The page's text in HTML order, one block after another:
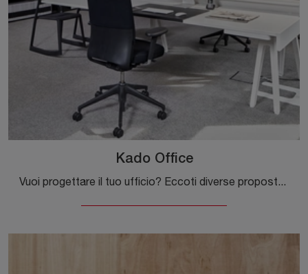
Kado Office
Vuoi progettare il tuo ufficio? Eccoti diverse proposte di armadi per ufficio in melaminico, come il modello Kado Office di Vitra.